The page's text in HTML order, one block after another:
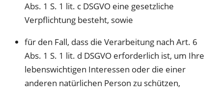
Abs. 1 S. 1 lit. c DSGVO eine gesetzliche
Verpflichtung besteht, sowie
für den Fall, dass die Verarbeitung nach Art. 6
Abs. 1 S. 1 lit. d DSGVO erforderlich ist, um Ihre
lebenswichtigen Interessen oder die einer
anderen natürlichen Person zu schützen,